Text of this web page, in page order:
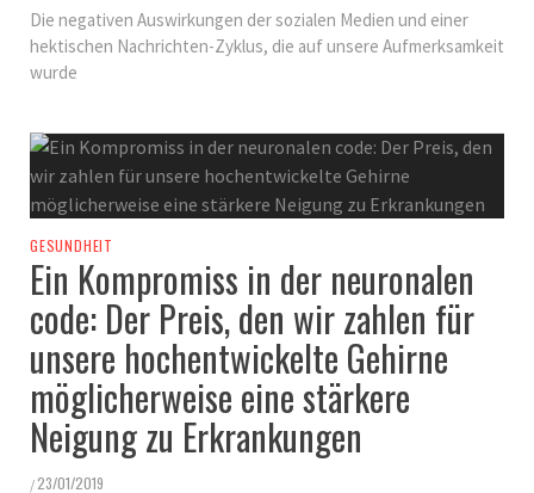
Die negativen Auswirkungen der sozialen Medien und einer
hektischen Nachrichten-Zyklus, die auf unsere Aufmerksamkeit
wurde
GESUNDHEIT
Ein Kompromiss in der neuronalen
code: Der Preis, den wir zahlen für
unsere hochentwickelte Gehirne
möglicherweise eine stärkere
Neigung zu Erkrankungen
/ 23/01/2019